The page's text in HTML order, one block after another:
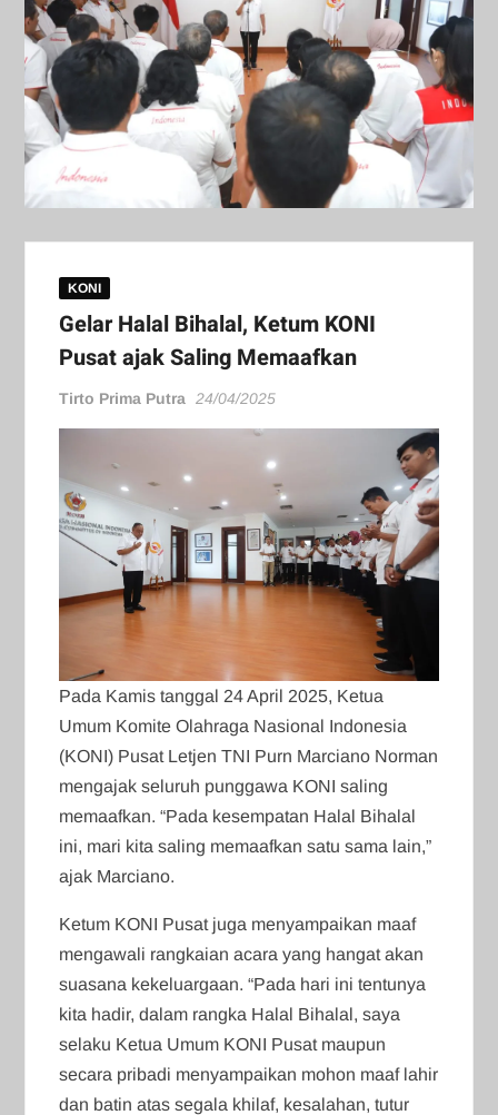
KONI
Gelar Halal Bihalal, Ketum KONI
Pusat ajak Saling Memaafkan
Tirto Prima Putra 24/04/2025
Pada Kamis tanggal 24 April 2025, Ketua
Umum Komite Olahraga Nasional Indonesia
(KONI) Pusat Letjen TNI Purn Marciano Norman
mengajak seluruh punggawa KONI saling
memaafkan. “Pada kesempatan Halal Bihalal
ini, mari kita saling memaafkan satu sama lain,”
ajak Marciano.
Ketum KONI Pusat juga menyampaikan maaf
mengawali rangkaian acara yang hangat akan
suasana kekeluargaan. “Pada hari ini tentunya
kita hadir, dalam rangka Halal Bihalal, saya
selaku Ketua Umum KONI Pusat maupun
secara pribadi menyampaikan mohon maaf lahir
dan batin atas segala khilaf, kesalahan, tutur